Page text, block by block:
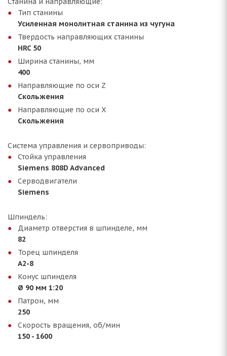
Тип станины
Усиленная монолитная станина из чугуна
Твердость направляющих станины
HRC 50
Ширина станины, мм
400
Направляющие по оси Z
Скольжения
Направляющие по оси Х
Скольжения
Система управления и сервоприводы:
Стойка управления
Siemens 808D Advanced
Серводвигатели
Siemens
Шпиндель:
Диаметр отверстия в шпинделе, мм
82
Торец шпинделя
А2-8
Конус шпинделя
Ø 90 мм 1:20
Патрон, мм
250
Скорость вращения, об/мин
150 - 1600